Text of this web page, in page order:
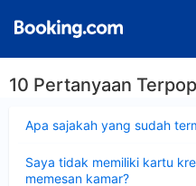
10 Pertanyaan
Apa sajakah yang sudah
Saya tidak memiliki kartu
memesan kamar?